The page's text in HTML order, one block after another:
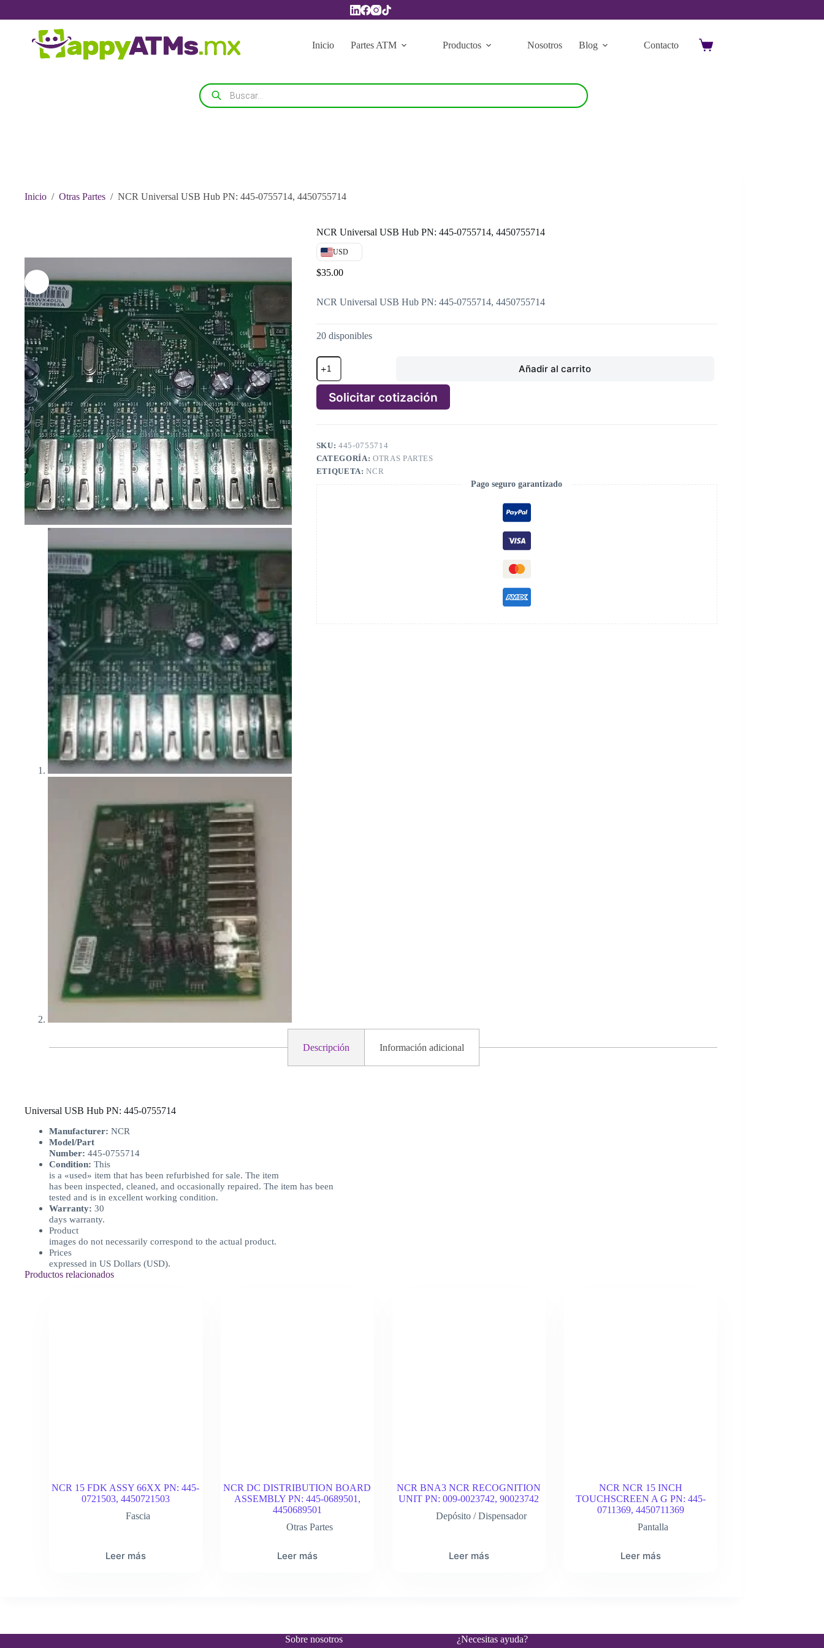
Inicio
Partes ATM Productos Nosotros Blog Contacto
Carro
Búsqueda
de
productos
Inicio / Otras Partes / NCR Universal USB Hub PN: 445-0755714, 4450755714
NCR Universal USB Hub PN: 445-0755714, 4450755714
USD
$35.00
NCR Universal USB Hub PN: 445-0755714, 4450755714
20 disponibles
NCR
Universal
USB
Hub
PN:
445-
0755714,
cantidad
Añadir al carrito
Solicitar cotización
l
e
r
n
t
i
v
e
:
SKU:445-0755714
CATEGORÍA: OTRAS PARTES
ETIQUETA:NCR
Pago seguro garantizado
Descripción Información adicional
Universal USB Hub PN: 445-0755714
Manufacturer: NCR
Model/Part
Number: 445-0755714
Condition: This
is a «used» item that has been refurbished for sale. The item
has been inspected, cleaned, and occasionally repaired. The item has been
tested and is in excellent working condition.
Warranty: 30
days warranty.
Product
images do not necessarily correspond to the actual product.
Prices
expressed in US Dollars (USD).
Productos relacionados
NCR 15 FDK ASSY 66XX PN: 445-
0721503, 4450721503
Fascia
Leer más
NCR DC DISTRIBUTION BOARD
ASSEMBLY PN: 445-0689501,
4450689501
Otras Partes
Leer más
NCR BNA3 NCR RECOGNITION
UNIT PN: 009-0023742, 90023742
Depósito / Dispensador
Leer más
NCR NCR 15 INCH
TOUCHSCREEN A G PN: 445-
0711369, 4450711369
Pantalla
Leer más
Sobre nosotros ¿Necesitas ayuda?